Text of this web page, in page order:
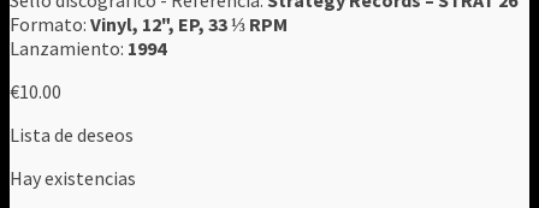
Formato: Vinyl, 12", EP, 33 ⅓ RPM
Lanzamiento: 1994
€10.00
Lista de deseos
Hay existencias